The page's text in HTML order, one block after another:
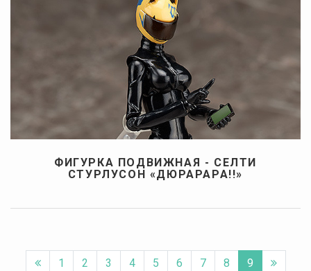
ФИГУРКА ПОДВИЖНАЯ - СЕЛТИ
СТУРЛУСОН «ДЮРАРАРА!!»
1 2 3 4 5 6 7 8 9